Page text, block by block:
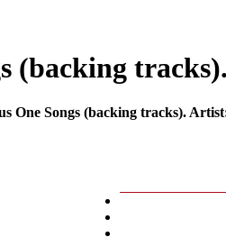
(backing
One Songs (backing tracks).